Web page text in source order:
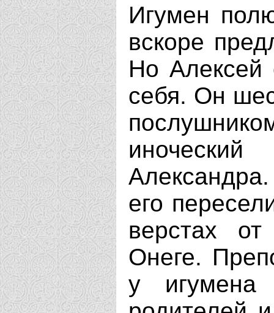
Игумен
вскоре
Но Алексей
себя. Он
его
верстах
Онеге.
у игумена